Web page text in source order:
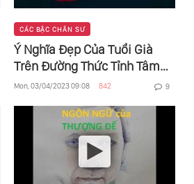
CÁC BẬC CHÂN SƯ
Ý Nghĩa Đẹp Của Tuổi Già
Trên Đường Thức Tỉnh Tâm
Linh
Mon, 03/04/2023 09:08 842 9